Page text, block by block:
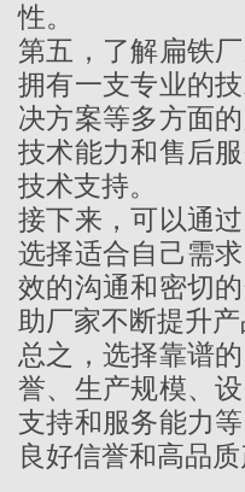
性。
第五，了解扁铁
拥有一支专业的
决方案等多方面
技术能力和售后
技术支持。
接下来，可以通
选择适合自己需
效的沟通和密切
助厂家不断提升产
总之，选择靠谱
誉、生产规模、
支持和服务能力
良好信誉和高品